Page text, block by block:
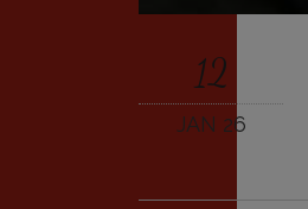
12
JAN 26